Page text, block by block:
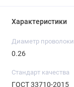
Характеристики
Диаметр проволоки
0.26
Стандарт качества
ГОСТ 33710-2015